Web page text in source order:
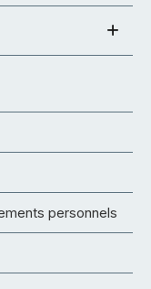
personnels